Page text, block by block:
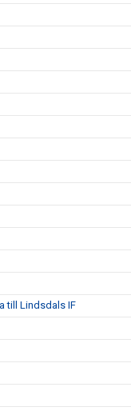
till Lindsdals IF